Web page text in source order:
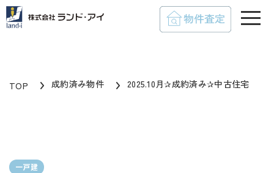
TOP 成約済み物件 2025.10月✰成約済み✰中古住宅
一戸建